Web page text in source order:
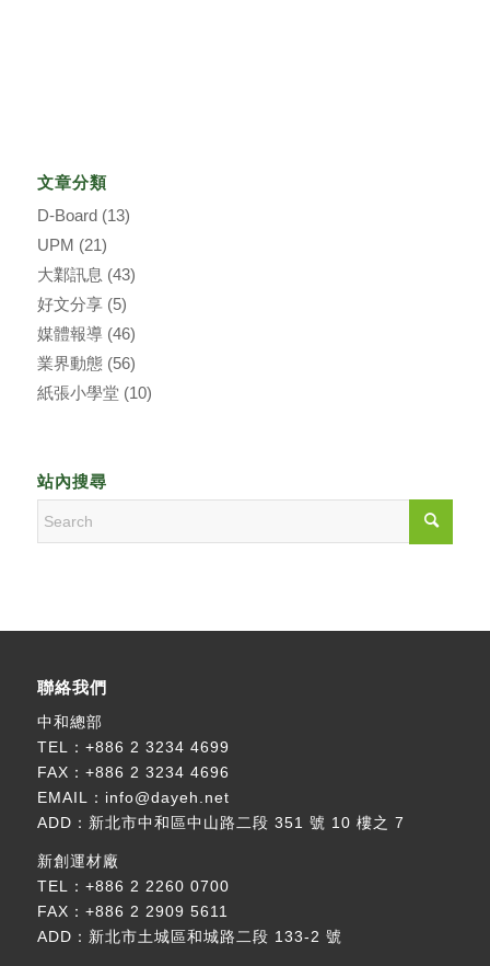
文章分類
D-Board(13)
UPM (21)
大鄴訊息 (43)
好文分享(5)
媒體報導(46)
業界動態(56)
紙張小學堂 (10)
站內搜尋
聯絡我們
中和總部
TEL： +886 2 3234 4699
FAX：+886 2 3234 4696
EMAIL： info@dayeh.net
ADD： 新北市中和區中山路二段 351 號 10 樓之 7
新創運材廠
TEL： +886 2 2260 0700
FAX：+886 2 2909 5611
ADD： 新北市土城區和城路二段 133-2 號